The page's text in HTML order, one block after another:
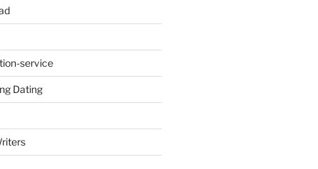
service
Dating